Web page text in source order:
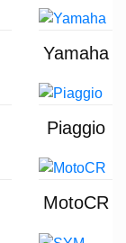
Yamaha
Piaggio
MotoCR